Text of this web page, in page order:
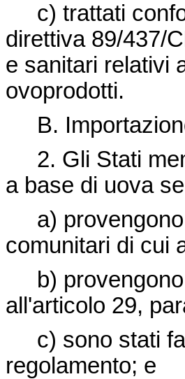
c) trattati
direttiva 89/437/
e sanitari relativi
ovoprodotti.
B.
2. Gli Stati
a base di uova
a) provengono
comunitari di cui
b) provengono
all'articolo 29,
c) sono stati
regolamento; e